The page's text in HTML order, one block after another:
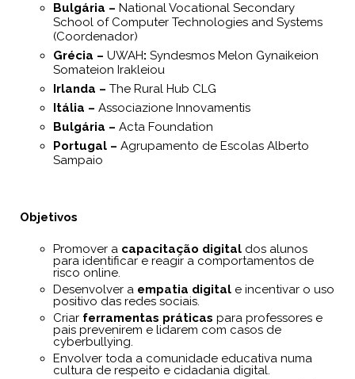
Bulgária – National Vocational Secondary
School of Computer Technologies and Systems
(Coordenador)
Grécia – UWAH: Syndesmos Melon Gynaikeion
Somateion Irakleiou
Irlanda – The Rural Hub CLG
Itália – Associazione Innovamentis
Bulgária – Acta Foundation
Portugal – Agrupamento de Escolas Alberto
Sampaio
Objetivos
Promover a capacitação digital dos alunos
para identificar e reagir a comportamentos de
risco online.
Desenvolver a empatia digital e incentivar o uso
positivo das redes sociais.
Criar ferramentas práticas para professores e
pais prevenirem e lidarem com casos de
cyberbullying.
Envolver toda a comunidade educativa numa
cultura de respeito e cidadania digital.